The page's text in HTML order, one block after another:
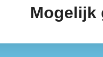
Mogelijk